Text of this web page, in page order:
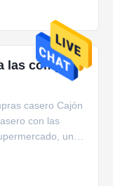
las compras
casero Cajón
con las
una